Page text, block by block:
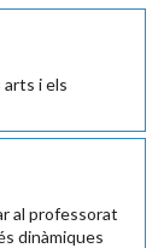
i els
al professorat
dinàmiques